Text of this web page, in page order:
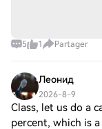
5 1 Partager
Леонид
2026-8-9
Class, let us do a
percent, which is